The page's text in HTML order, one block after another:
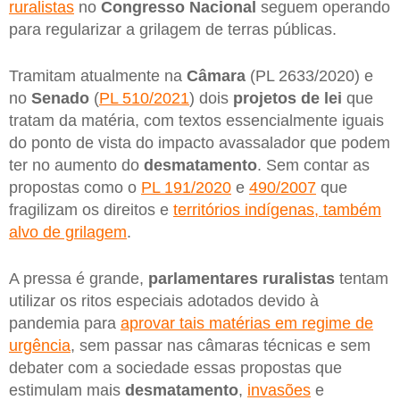
ruralistas no Congresso Nacional seguem operando
para regularizar a grilagem de terras públicas.
Tramitam atualmente na Câmara (PL 2633/2020) e
no Senado (PL 510/2021) dois projetos de lei que
tratam da matéria, com textos essencialmente iguais
do ponto de vista do impacto avassalador que podem
ter no aumento do desmatamento. Sem contar as
propostas como o PL 191/2020 e 490/2007 que
fragilizam os direitos e territórios indígenas, também
alvo de grilagem.
A pressa é grande, parlamentares ruralistas tentam
utilizar os ritos especiais adotados devido à
pandemia para aprovar tais matérias em regime de
urgência, sem passar nas câmaras técnicas e sem
debater com a sociedade essas propostas que
estimulam mais desmatamento, invasões e